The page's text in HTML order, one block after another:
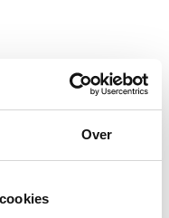
Over
winkelwagen
(0)